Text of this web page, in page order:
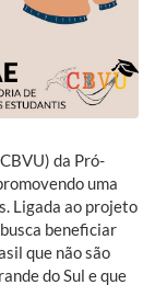
da Pró-
uma
Ligada ao projeto
beneficiar
que não são
do Sul e que